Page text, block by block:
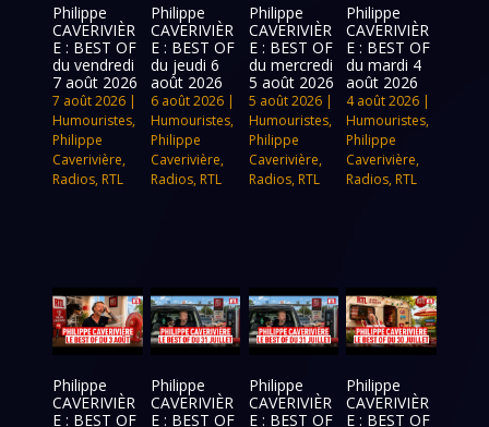
Philippe
CAVERIVIÈR
E : BEST OF
du vendredi
7 août 2026
7 août 2026 |
Humouristes,
Philippe
Caverivière,
Radios, RTL
Philippe
CAVERIVIÈR
E : BEST OF
du jeudi 6
août 2026
6 août 2026|
Humouristes,
Philippe
Caverivière,
Radios, RTL
Philippe
CAVERIVIÈR
E : BEST OF
du mercredi
5 août 2026
5 août 2026|
Humouristes,
Philippe
Caverivière,
Radios, RTL
Philippe
CAVERIVIÈR
E : BEST OF
du mardi 4
août 2026
4 août 2026 |
Humouristes,
Philippe
Caverivière,
Radios, RTL
Philippe
CAVERIVIÈR
E : BEST OF
Philippe
CAVERIVIÈR
E : BEST OF
Philippe
CAVERIVIÈR
E : BEST OF
Philippe
CAVERIVIÈR
E : BEST OF